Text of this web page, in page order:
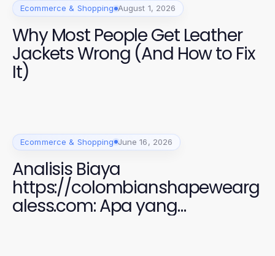
Ecommerce & Shopping August 1, 2026
Why Most People Get Leather
Jackets Wrong (And How to Fix
It)
Ecommerce & Shopping June 16, 2026
Analisis Biaya
https://colombianshapewearg
aless.com: Apa yang